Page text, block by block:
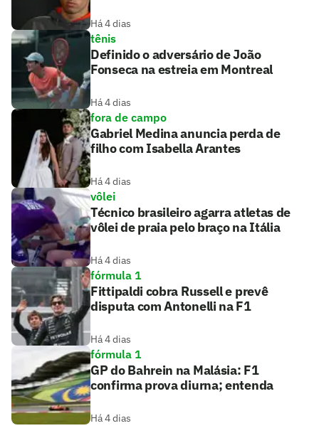
Há 4 dias
tênis
Definido o adversário de João
Fonseca na estreia em Montreal
Há 4 dias
fora de campo
Gabriel Medina anuncia perda de
filho com Isabella Arantes
Há 4 dias
vôlei
Técnico brasileiro agarra atletas de
vôlei de praia pelo braço na Itália
Há 4 dias
fórmula 1
Fittipaldi cobra Russell e prevê
disputa com Antonelli na F1
Há 4 dias
fórmula 1
GP do Bahrein na Malásia: F1
confirma prova diurna; entenda
Há 4 dias